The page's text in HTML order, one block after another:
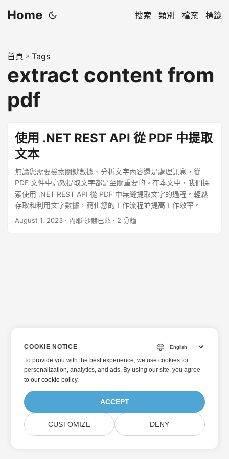
Home 搜索 類別 檔案 標籤
首頁 » Tags
extract content from
pdf
使用 .NET REST API 從 PDF 中提取
文本
無論您需要檢索關鍵數據、分析文字內容還是處理訊息，從
PDF 文件中高效提取文字都是至關重要的。在本文中，我們探
索使用 .NET REST API 從 PDF 中無縫提取文字的過程。輕鬆
存取和利用文字數據，簡化您的工作流程並提高工作效率。
August 1, 2023 · 內耶·沙赫巴茲 · 2 分鐘
COOKIE NOTICE
To provide you with the best experience, we use cookies for
personalization, analytics, and ads. By using our site, you agree
toour cookie policy.
ACCEPT
CUSTOMIZE DENY